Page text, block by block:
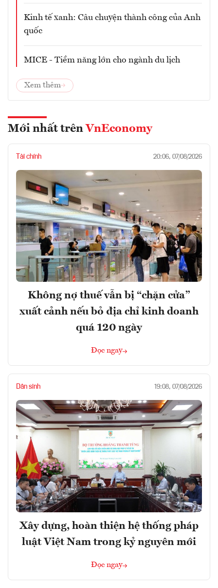
Kinh tế xanh: Câu chuyện thành công của Anh
quốc
MICE - Tiềm năng lớn cho ngành du lịch
Xem thêm
Mới nhất trên VnEconomy
Tài chính 20:06, 07/08/2026
Không nợ thuế vẫn bị “chặn cửa”
xuất cảnh nếu bỏ địa chỉ kinh doanh
quá 120 ngày
Đọc ngay
Dân sinh 19:08, 07/08/2026
Xây dựng, hoàn thiện hệ thống pháp
luật Việt Nam trong kỷ nguyên mới
Đọc ngay